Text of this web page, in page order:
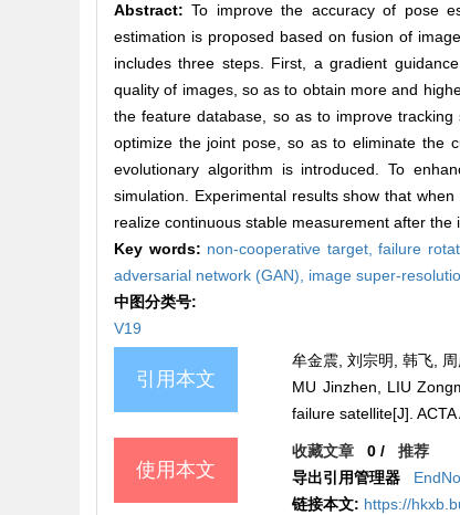
Abstract:To improve the accuracy of pose
estimation is proposed based on fusion of
includes three steps. First, a gradient
quality of images, so as to obtain more and
the feature database, so as to improve
optimize the joint pose, so as to eliminate the
evolutionary algorithm is introduced. To
simulation. Experimental results show that
realize continuous stable measurement after
Key words: non-cooperative target,failure
adversarial network (GAN), image super-
中图分类号:
V19
引用本文
牟金震, 刘宗明, 韩飞,
MU Jinzhen, LIU
failure satellite[J].
使用本文
收藏文章 0 /推荐
导出引用管理器
链接本文: https://